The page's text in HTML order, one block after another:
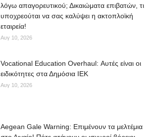
λόγω απαγορευτικού; Δικαιώματα επιβατών, τι
υποχρεούται να σας καλύψει η ακτοπλοϊκή
εταιρεία!
Αυγ 10, 2026
Vocational Education Overhaul: Αυτές είναι οι
ειδικότητες στα Δημόσια ΙΕΚ
Αυγ 10, 2026
Aegean Gale Warning: Επιμένουν τα μελτέμια